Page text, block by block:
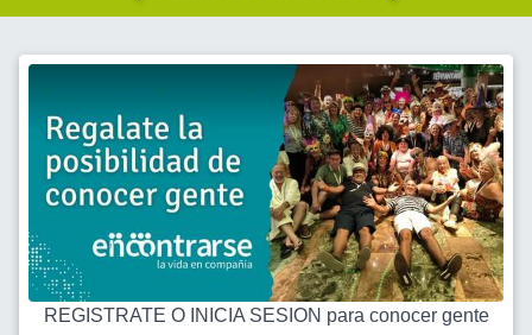
REGISTRATE O INICIA SESION para conocer gente